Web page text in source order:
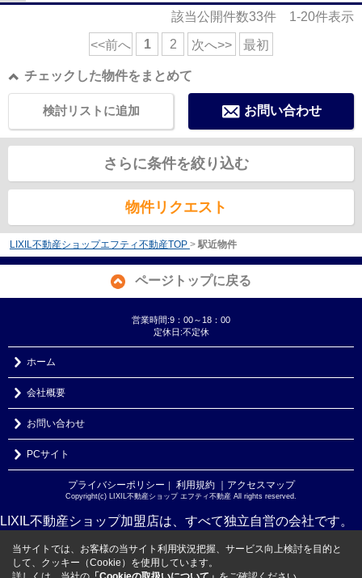
こちらは利便性の高いエレベーター付きの物件...
該当公開件数33件 1-20件表示
<<前へ 1 2 次へ>> 最初
チェックした物件をまとめて
お問い合わせ
検討リストに追加
さらに条件を絞り込む
物件リクエスト
LIXIL不動産ショップエフティ不動産TOP > 駅近物件
ページトップに戻る
営業時間:9：00～18：00
定休日:不定休
ホーム
会社概要
お問い合わせ
PCサイト
プライバシーポリシー ｜ 利用規約 ｜アクセスマップ
Copyright(c) LIXIL不動産ショップ エフティ不動産 All rights reserved.
LIXIL不動産ショップ加盟店は、すべて独立自営の会社です。
当サイトでは、お客様の当サイト利用状況把握、サービス向上検討を目的と
して、クッキー（Cookie）を使用しています。